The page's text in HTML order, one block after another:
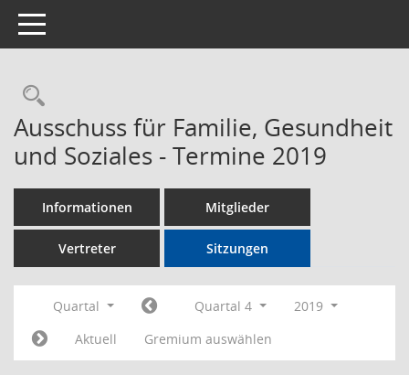
Toggle navigation
Rechercheauswahl
Ausschuss für Familie, Gesundheit
und Soziales - Termine 2019
Informationen Mitglieder
Vertreter Sitzungen
Quartal Quartal 4
2019
Aktuell
Gremium auswählen